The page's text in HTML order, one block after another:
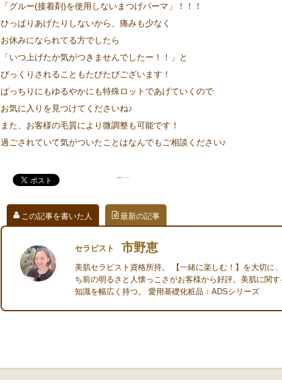
「グルー(接着剤)を使用しないまつげパーマ」！！！
ひっぱりあげたりしないから、痛みも少なく
お休みになられてる方でしたら
「いつ上げたか気がつきませんでしたー！！」と
びっくりされることもたびたびございます！
ぱっちりにもゆるやかにも特殊ロットであげていくので
お気に入りを見つけてくださいね♪
また、お客様の毛質により微調整も可能です ！
過ごされていて気がついたことはなんでもご相談ください♪
この記事を書いた人 最新の記事
セラピスト 市野恵
美肌セラピスト資格所持。 【一緒に楽しむ！】を大切に
ち前の明るさと人懐っこさがお客様から好評。美肌に関す
知識を幅広く持つ。 愛用基礎化粧品：ADSシリーズ